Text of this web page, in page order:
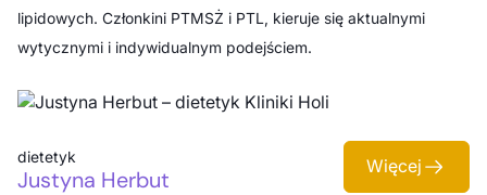
lipidowych. Członkini PTMSŻ i PTL, kieruje się aktualnymi
wytycznymi i indywidualnym podejściem.
Justyna Herbut
dietetyk Więcej